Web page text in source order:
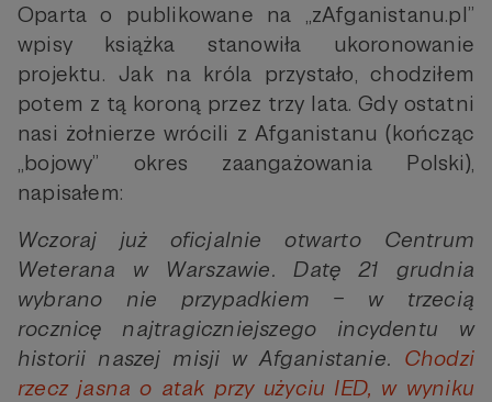
Oparta o publikowane na „zAfganistanu.pl”
wpisy książka stanowiła ukoronowanie
projektu. Jak na króla przystało, chodziłem
potem z tą koroną przez trzy lata. Gdy ostatni
nasi żołnierze wrócili z Afganistanu (kończąc
„bojowy” okres zaangażowania Polski),
napisałem:
Wczoraj już oficjalnie otwarto Centrum
Weterana w Warszawie. Datę 21 grudnia
wybrano nie przypadkiem – w trzecią
rocznicę najtragiczniejszego incydentu w
historii naszej misji w Afganistanie. Chodzi
rzecz jasna o atak przy użyciu IED, w wyniku